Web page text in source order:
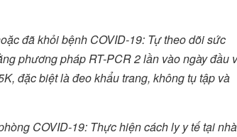
đã khỏi bệnh COVID-19: Tự theo dõi sức
phương pháp RT-PCR 2 lần vào ngày đầu
đặc biệt là đeo khẩu trang, không tụ tập và
COVID-19: Thực hiện cách ly y tế tại